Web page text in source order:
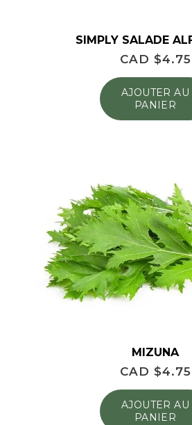
SIMPLY SALADE
CAD $4.75
AJOUTER AU
PANIER
MIZUNA
CAD $4.75
AJOUTER AU
PANIER